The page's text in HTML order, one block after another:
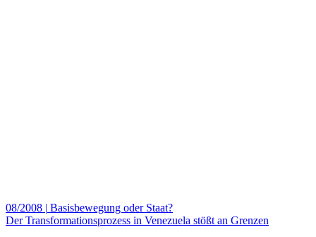
08/2008 | Basisbewegung oder Staat?
Der Transformationsprozess in Venezuela stößt an Grenzen